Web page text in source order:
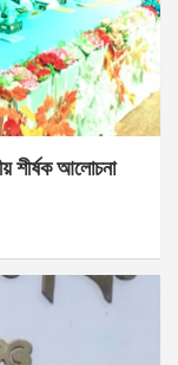
শীর্ষক আলোচনা